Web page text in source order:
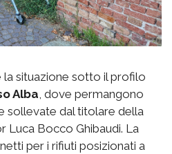
situazione sotto il profilo
Alba, dove permangono
sollevate dal titolare della
Luca Bocco Ghibaudi. La
per i rifiuti posizionati a